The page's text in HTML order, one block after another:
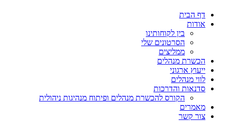
דף הבית
אודות
בין לקוחותינו
הסרטונים שלי
ממליצים
הכשרת מנהלים
ייעוץ ארגוני
לווי מנהלים
סדנאות והדרכות
הקורס להכשרת מנהלים ופיתוח מנהיגות ניהולית
מאמרים
צור קשר